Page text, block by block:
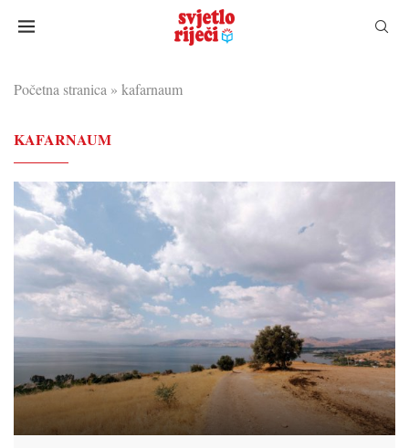
Početna stranica » kafarnaum
KAFARNAUM